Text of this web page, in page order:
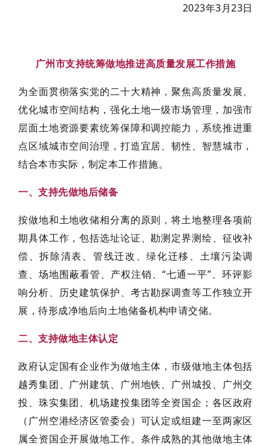
2023年3月23日
广州市支持统筹做地推进高质量发展工作措施
为全面贯彻落实党的二十大精神，聚焦高质量发展、
优化城市空间结构，强化土地一级市场管理，加强市
层面土地资源要素统筹保障和调控能力，系统推进重
点区域城市空间治理，打造宜居、韧性、智慧城市，
结合本市实际，制定本工作措施。
一、支持先做地后储备
按做地和土地收储相分离的原则，将土地整理各项前
期具体工作，包括选址论证、勘测定界测绘、征收补
偿、拆除清表、管线迁改、绿化迁移、土壤污染调
查、场地围蔽看管、产权注销、“七通一平”、环评影
响分析、历史建筑保护、考古勘探调查等工作独立开
展，待形成净地后向土地储备机构申请交储。
二、支持做地主体认定
政府认定国有企业作为做地主体，市级做地主体包括
越秀集团、广州建筑、广州地铁、广州城投、广州交
投、珠实集团、机场建投集团等全资国企；各区政府
（广州空港经济区管委会）可认定或组建一至两家区
属全资国企开展做地工作。条件成熟的其他做地主体